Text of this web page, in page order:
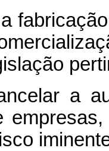
a